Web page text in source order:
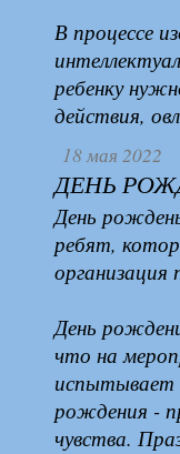
В процессе
ребенку
действия,
18 мая 2022
ДЕНЬ
День
ребят,
организация
День
что на
испытывает
рождения -
чувства.